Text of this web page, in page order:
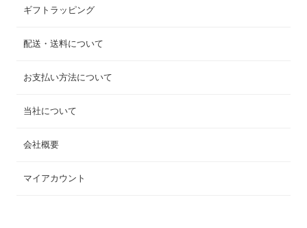
ギフトラッピング
配送・送料について
お支払い方法について
当社について
会社概要
マイアカウント